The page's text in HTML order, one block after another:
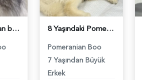
Merle Pomerian boo 2 Yaşında Eş Arıyor - 118984377 8 Yaşındaki Pomeranian Oğlumuza Eş Arıyoruz - 118984354
Pomeranian Boo
7 Yaşından Büyük
Erkek